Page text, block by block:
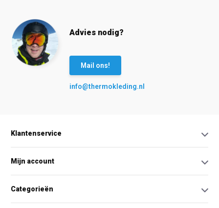
Advies nodig?
Mail ons!
info@thermokleding.nl
Klantenservice
Mijn account
Categorieën